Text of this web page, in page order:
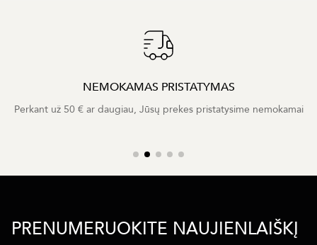
NEMOKAMAS PRISTATYMAS
Perkant už 50 € ar daugiau, Jūsų prekes pristatysime nemokamai
PRENUMERUOKITE NAUJIENLAIŠKĮ